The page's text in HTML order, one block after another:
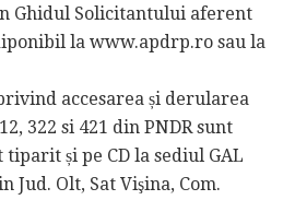
Ghidul Solicitantului aferent
la www.apdrp.ro sau la
accesarea și derularea
322 si 421 din PNDR sunt
și pe CD la sediul GAL
Jud. Olt, Sat Vişina, Com.